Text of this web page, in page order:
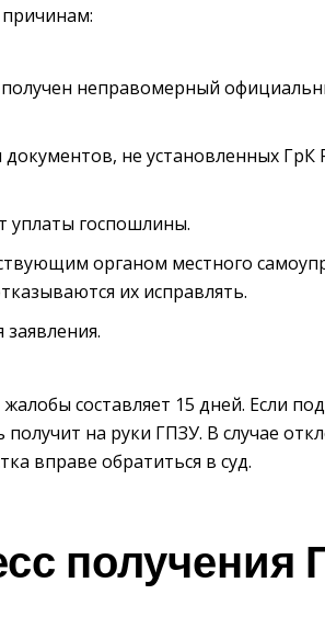
неправомерный
документов, не установленных
уплаты госпошлины.
органом местного
их исправлять.
составляет 15 дней. Если
на руки ГПЗУ. В случае
вправе обратиться в суд.
получения